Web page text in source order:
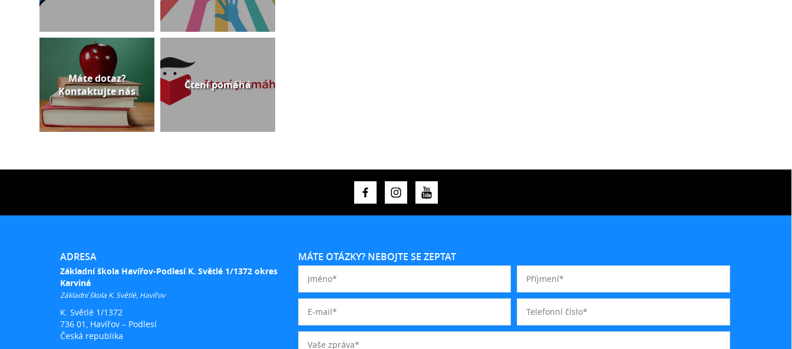
Máte dotaz?
Kontaktujte nás
Čtení pomáhá
ADRESA
Základní škola Havířov-Podlesí K. Světlé 1/1372 okres
Karviná
Základní škola K. Světlé, Havířov
K. Světlé 1/1372
736 01, Havířov – Podlesí
Česká republika
MÁTE OTÁZKY? NEBOJTE SE ZEPTAT